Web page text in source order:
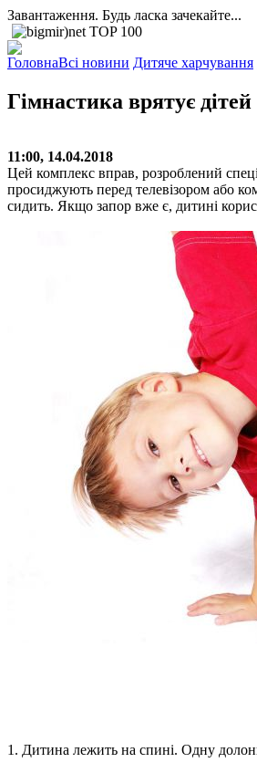
Завантаження. Будь ласка зачекайте...
ГоловнаВсі новини Дитяче харчування
Гімнастика врятує дітей
11:00, 14.04.2018
Цей комплекс вправ, розроблений
просиджують перед телевізором або
сидить. Якщо запор вже є, дитині
1. Дитина лежить на спині. Одну